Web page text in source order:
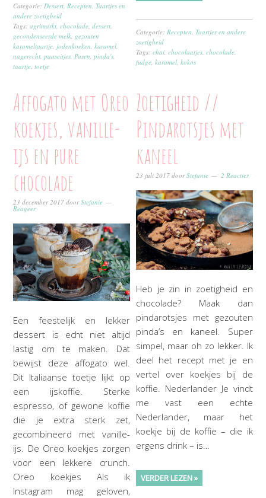
Categorie: Dessert Recepten ,Taartjes en
andere zoetigheid
Tags:agrimarkt ,chocolade ,dessert
gecondenseerde melk gezouten
karameltaartje jodenkoeken ,karamel
nagerecht ,paaseitjes Pasen ,pinda's
taartje ,toetje
Categorie: Recepten ,Taartjes en andere
zoetigheid
Tags:chai ,chocolaatjes ,chocolade
fudge ,karamel ,kokos
Affogato met Oreo
koekjes, vanille-
ijs en pure
chocolade
23 december 2017 doorStefanie
Reageer
Een feestelijk en lekker
dessert is echt niet altijd
lastig om te maken. Dat
bewijst deze affogato wel.
Dit Italiaanse toetje lijkt op
een ijskoffie. Sterke
espresso, of gewone koffie
die je extra sterk zet,
gecombineerd met vanille-
ijs. De Oreo koekjes zorgen
voor een lekkere crunch.
Oreo koekjes Als ik
Instagram mag geloven,
Zoetigheid //
Pindarotsjes met
kaneel
23 juli 2017 doorStefanie 2 Reacties
Heb je zin in zoetigheid en
chocolade? Maak dan
pindarotsjes met gezouten
pinda’s en kaneel. Super
simpel, maar oh zo lekker. Ik
deel het recept met je en
vertel over koekjes bij de
koffie. Nederlander Je vindt
me vast een echte
Nederlander, maar het
koekje bij de koffie – die ik
ergens drink – is…
VERDER LEZEN »